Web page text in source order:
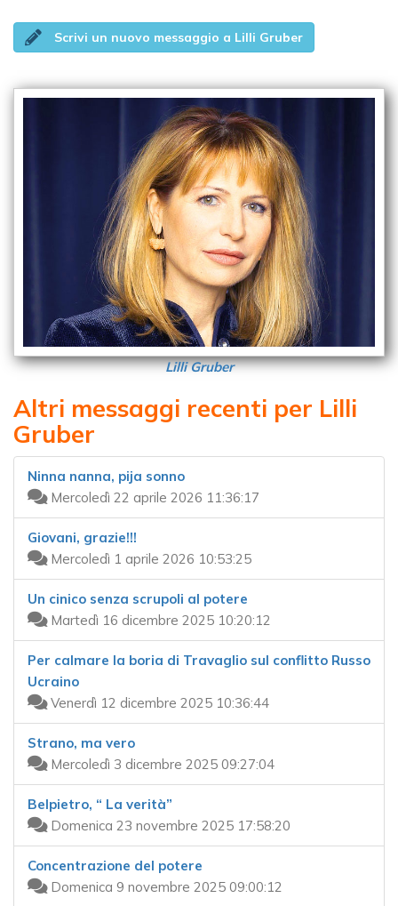
Scrivi un nuovo messaggio a Lilli Gruber
Lilli Gruber
Altri messaggi recenti per Lilli
Gruber
Ninna nanna, pija sonno
Mercoledì 22 aprile 2026 11:36:17
Giovani, grazie!!!
Mercoledì 1 aprile 2026 10:53:25
Un cinico senza scrupoli al potere
Martedì 16 dicembre 2025 10:20:12
Per calmare la boria di Travaglio sul conflitto Russo
Ucraino
Venerdì 12 dicembre 2025 10:36:44
Strano, ma vero
Mercoledì 3 dicembre 2025 09:27:04
Belpietro, “ La verità”
Domenica 23 novembre 2025 17:58:20
Concentrazione del potere
Domenica 9 novembre 2025 09:00:12